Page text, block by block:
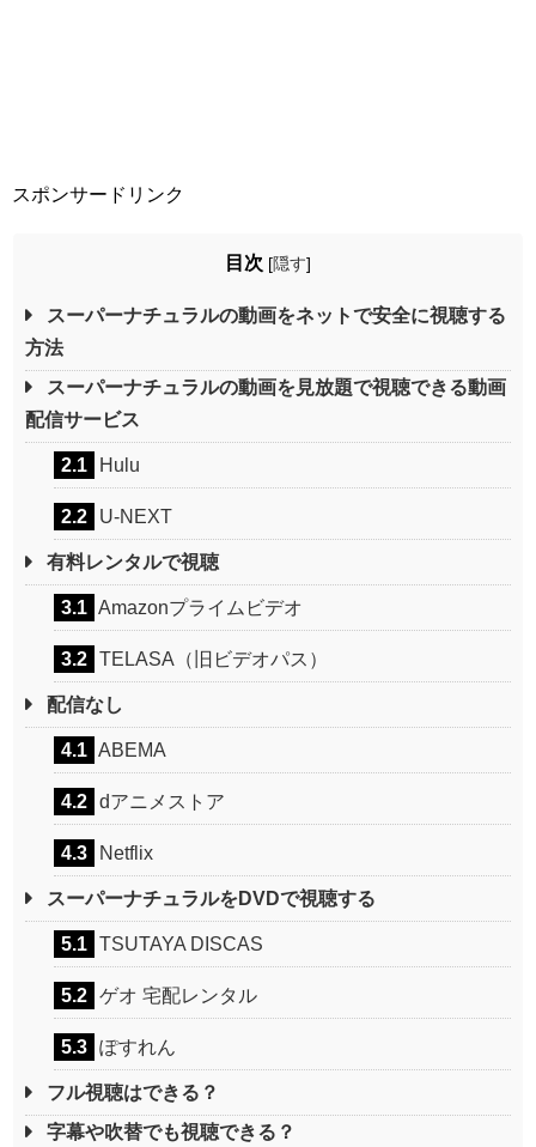
スポンサードリンク
目次 [隠す]
スーパーナチュラルの動画をネットで安全に視聴する
方法
スーパーナチュラルの動画を見放題で視聴できる動画
配信サービス
2.1 Hulu
2.2 U-NEXT
有料レンタルで視聴
3.1 Amazonプライムビデオ
3.2 TELASA（旧ビデオパス）
配信なし
4.1 ABEMA
4.2 dアニメストア
4.3 Netflix
スーパーナチュラルをDVDで視聴する
5.1 TSUTAYA DISCAS
5.2 ゲオ 宅配レンタル
5.3 ぽすれん
フル視聴はできる？
字幕や吹替でも視聴できる？